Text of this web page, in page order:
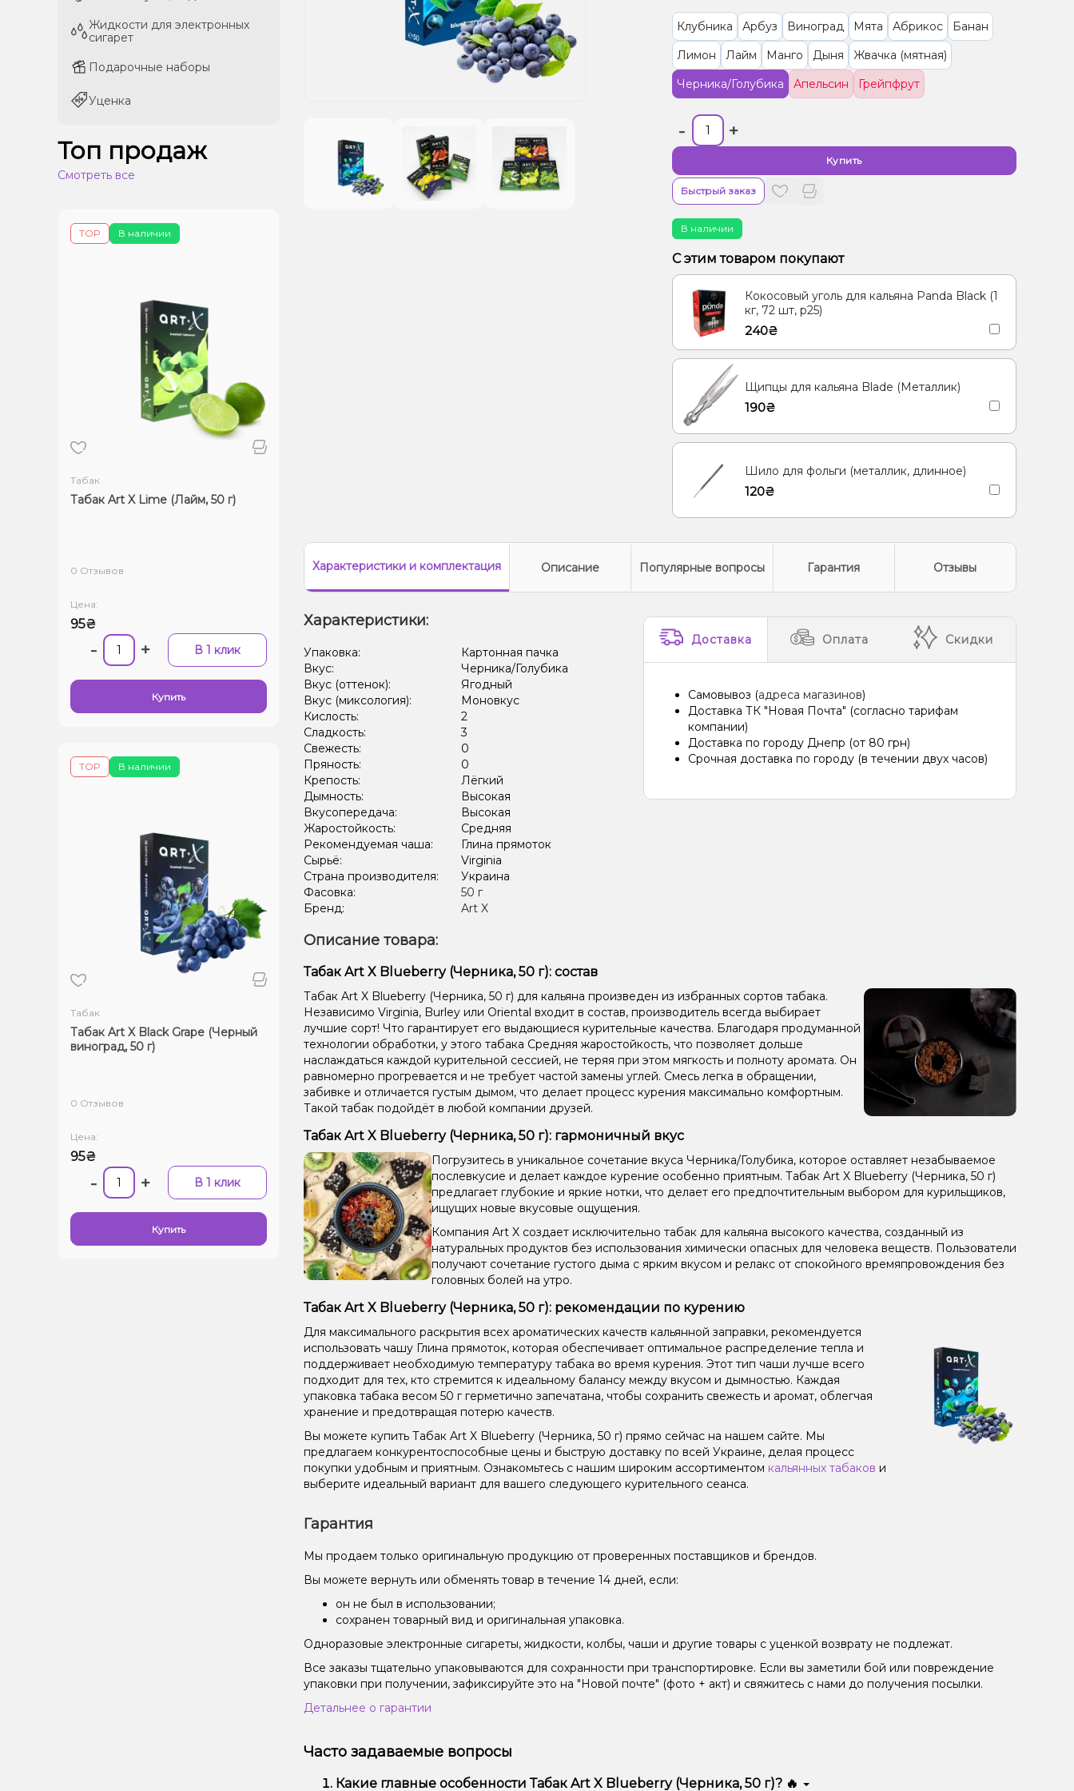
Жидкости для электронных
сигарет
Подарочные наборы
Уценка
Жидкости для электронных
сигарет
Подарочные наборы
Уценка
Топ продаж
Смотреть все
В наличии
TOP
Табак
Табак Art X Lime (Лайм, 50 г)
0 Отзывов
Цена:
95₴
- + В 1 клик
Купить
В наличии
TOP
Табак
Табак Art X Black Grape (Черный
виноград, 50 г)
0 Отзывов
Цена:
95₴
- + В 1 клик
Купить
Клубника Арбуз Виноград Мята Абрикос
Банан
Лимон
Лайм Манго Дыня
Жвачка (мятная)
Черника/Голубика
Апельсин Грейпфрут
- +
Купить
Быстрый заказ
В наличии
С этим товаром покупают
Кокосовый уголь для кальяна Panda Black (1
кг, 72 шт, р25)
240₴
Щипцы для кальяна Blade (Металлик)
190₴
Шило для фольги (металлик, длинное)
120₴
Характеристикии комплектация Описание Популярные вопросы Гарантия Отзывы
Характеристики:
Упаковка:
Картонная пачка
Вкус:
Черника/Голубика
Вкус (оттенок):
Ягодный
Вкус (миксология):
Моновкус
Кислость:
2
Сладкость:
3
Свежесть:
0
Пряность:
0
Крепость:
Лёгкий
Дымность:
Высокая
Вкусопередача:
Высокая
Жаростойкость:
Средняя
Рекомендуемая чаша:
Глина прямоток
Сырьё:
Virginia
Страна производителя:
Украина
Фасовка:
50 г
Бренд:
Art X
Доставка Оплата Скидки
Самовывоз (адреса магазинов)
Доставка ТК "Новая Почта" (согласно тарифам
компании)
Доставка по городу Днепр (от 80 грн)
Срочная доставка по городу (в течении двух часов)
Описание товара:
Табак Art X Blueberry (Черника, 50 г): состав
Табак Art X Blueberry (Черника, 50 г) для кальяна произведен из избранных сортов табака.
Независимо Virginia, Burley или Oriental входит в состав, производитель всегда выбирает
лучшие сорт! Что гарантирует его выдающиеся курительные качества. Благодаря продуманной
технологии обработки, у этого табака Средняя жаростойкость, что позволяет дольше
наслаждаться каждой курительной сессией, не теряя при этом мягкость и полноту аромата. Он
равномерно прогревается и не требует частой замены углей. Смесь легка в обращении,
забивке и отличается густым дымом, что делает процесс курения максимально комфортным.
Такой табак подойдёт в любой компании друзей.
Табак Art X Blueberry (Черника, 50 г): гармоничный вкус
Погрузитесь в уникальное сочетание вкуса Черника/Голубика, которое оставляет незабываемое
послевкусие и делает каждое курение особенно приятным. Табак Art X Blueberry (Черника, 50 г)
предлагает глубокие и яркие нотки, что делает его предпочтительным выбором для курильщиков,
ищущих новые вкусовые ощущения.
Компания Art X создает исключительно табак для кальяна высокого качества, созданный из
натуральных продуктов без использования химически опасных для человека веществ. Пользователи
получают сочетание густого дыма с ярким вкусом и релакс от спокойного времяпровождения без
головных болей на утро.
Табак Art X Blueberry (Черника, 50 г): рекомендации по курению
Для максимального раскрытия всех ароматических качеств кальянной заправки, рекомендуется
использовать чашу Глина прямоток, которая обеспечивает оптимальное распределение тепла и
поддерживает необходимую температуру табака во время курения. Этот тип чаши лучше всего
подходит для тех, кто стремится к идеальному балансу между вкусом и дымностью. Каждая
упаковка табака весом 50 г герметично запечатана, чтобы сохранить свежесть и аромат, облегчая
хранение и предотвращая потерю качеств.
Вы можете купить Табак Art X Blueberry (Черника, 50 г) прямо сейчас на нашем сайте. Мы
предлагаем конкурентоспособные цены и быструю доставку по всей Украине, делая процесс
покупки удобным и приятным. Ознакомьтесь с нашим широким ассортиментом кальянных табаков и
выберите идеальный вариант для вашего следующего курительного сеанса.
Гарантия
Мы продаем только оригинальную продукцию от проверенных поставщиков и брендов.
Вы можете вернуть или обменять товар в течение 14 дней, если:
он не был в использовании;
сохранен товарный вид и оригинальная упаковка.
Одноразовые электронные сигареты, жидкости, колбы, чаши и другие товары с уценкой возврату не подлежат.
Все заказы тщательно упаковываются для сохранности при транспортировке. Если вы заметили бой или повреждение
упаковки при получении, зафиксируйте это на "Новой почте" (фото + акт) и свяжитесь с нами до получения посылки.
Детальнее о гарантии
Часто задаваемые вопросы
Какие главные особенности Табак Art X Blueberry (Черника, 50 г)? 🔥